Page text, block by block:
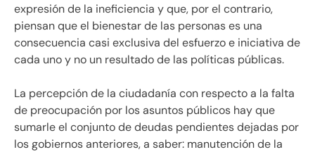
expresión de la ineficiencia y que, por el contrario,
piensan que el bienestar de las personas es una
consecuencia casi exclusiva del esfuerzo e iniciativa de
cada uno y no un resultado de las políticas públicas.
La percepción de la ciudadanía con respecto a la falta
de preocupación por los asuntos públicos hay que
sumarle el conjunto de deudas pendientes dejadas por
los gobiernos anteriores, a saber: manutención de la